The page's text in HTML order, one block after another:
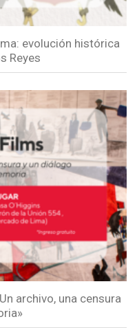
evolución histórica
Reyes
archivo, una censura